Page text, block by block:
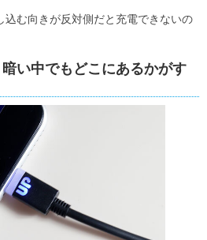
込む向きが反対側だと充電できないの
い中でもどこにあるかがす